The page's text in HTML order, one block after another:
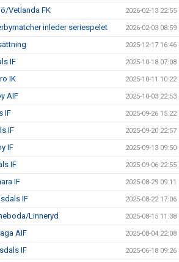
Vetlanda FK 2026-02-13 22:55
inleder seriespelet 2026-02-03 08:59
2025-12-17 16:46
IF 2025-10-18 07:08
IK 2025-10-11 10:22
AIF 2025-10-03 22:53
IF 2025-09-26 15:22
IF 2025-09-20 22:57
IF 2025-09-13 09:50
IF 2025-09-06 22:55
IF 2025-08-29 09:11
IF 2025-08-22 17:06
Linneryd 2025-08-15 11:38
AIF 2025-08-04 22:08
IF 2025-06-18 09:26